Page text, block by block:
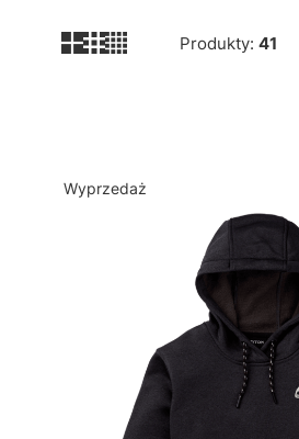
Produkty: 41
Lista produktów
Wyprzedaż